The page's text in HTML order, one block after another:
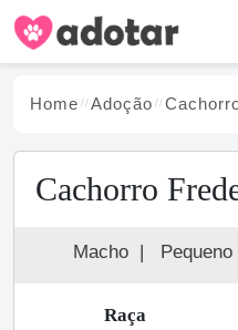
Home Adoção
Cachorro
Macho | Pequeno
Raça